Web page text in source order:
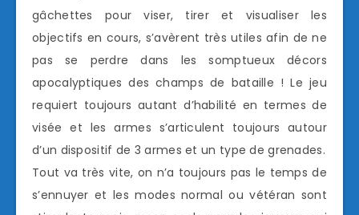
gâchettes pour viser, tirer et visualiser les
objectifs en cours, s’avèrent très utiles afin de ne
pas se perdre dans les somptueux décors
apocalyptiques des champs de bataille ! Le jeu
requiert toujours autant d’habilité en termes de
visée et les armes s’articulent toujours autour
d’un dispositif de 3 armes et un type de grenades.
Tout va très vite, on n’a toujours pas le temps de
s’ennuyer et les modes normal ou vétéran sont